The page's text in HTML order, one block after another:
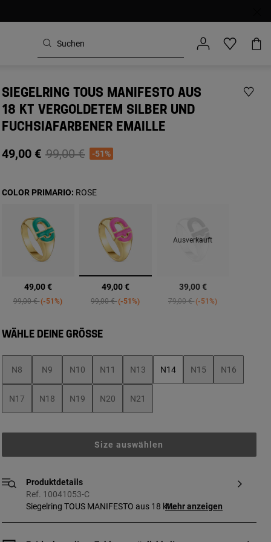
SIEGELRING TOUS MANIFESTO AUS
18 KT VERGOLDETEM SILBER UND
FUCHSIAFARBENER EMAILLE
49,00 € Price reduced from
99,00 €to-51%
49,00 €
Price reduced from
99,00 €to-51%
Ausgewählt
49,00 €
Price reduced from
99,00 €to-51%
Ausverkauft
39,00 €
Price reduced from
79,00 €to-51%
COLOR PRIMARIO: ROSE
WÄHLE DEINE GRÖSSE
N8 N9 N10 N11 N13 N14 N15 N16
N17 N18 N19 N20 N21
Size auswählen
Produktdetails
Ref. 10041053-C
Siegelring TOUS MANIFESTO aus 18 ktMehr anzeigen